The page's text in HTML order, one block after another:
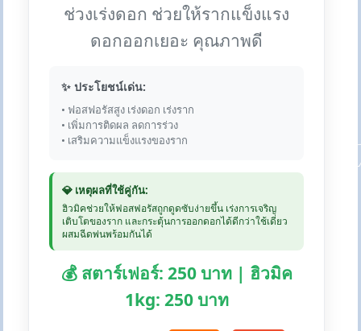
ช่วงเร่งดอก ช่วยให้รากแข็งแรง
ดอกออกเยอะ คุณภาพดี
✨ ประโยชน์เด่น:
• ฟอสฟอรัสสูง เร่งดอก เร่งราก
• เพิ่มการติดผล ลดการร่วง
• เสริมความแข็งแรงของราก
💎 เหตุผลที่ใช้คู่กัน:
ฮิวมิคช่วยให้ฟอสฟอรัสถูกดูดซับง่ายขึ้น เร่งการเจริญ
เติบโตของราก และกระตุ้นการออกดอกได้ดีกว่าใช้เดี่ยว
ผสมฉีดพ่นพร้อมกันได้
💰 สตาร์เฟอร์: 250 บาท | ฮิวมิค
1kg: 250 บาท